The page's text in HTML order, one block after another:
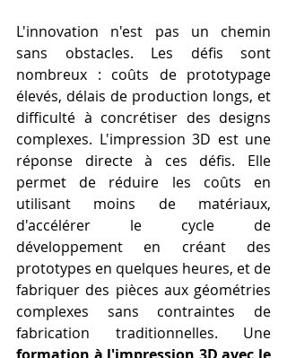
L'innovation n'est pas un chemin
sans obstacles. Les défis sont
nombreux : coûts de prototypage
élevés, délais de production longs, et
difficulté à concrétiser des designs
complexes. L'impression 3D est une
réponse directe à ces défis. Elle
permet de réduire les coûts en
utilisant moins de matériaux,
d'accélérer le cycle de
développement en créant des
prototypes en quelques heures, et de
fabriquer des pièces aux géométries
complexes sans contraintes de